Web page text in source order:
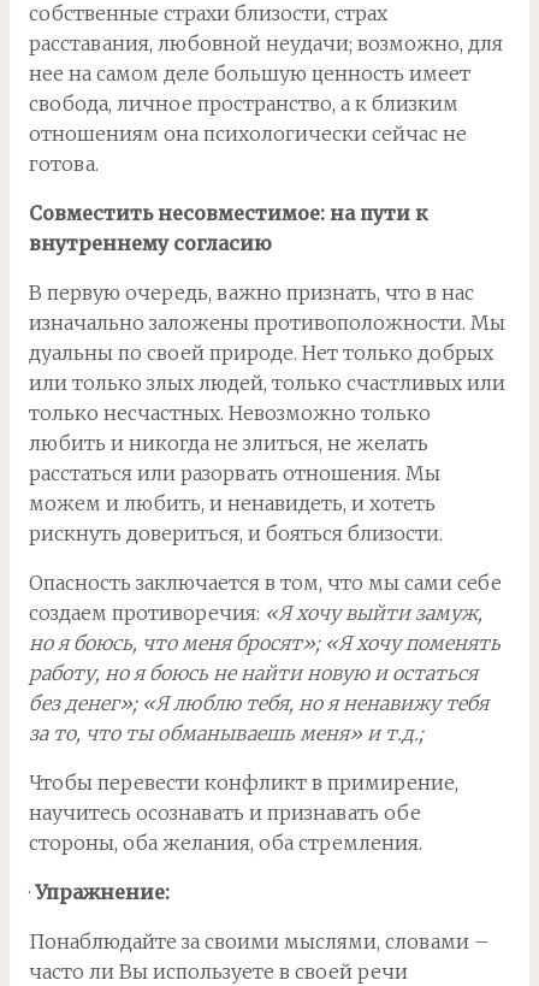
собственные страхи близости, страх
расставания, любовной неудачи; возможно, для
нее на самом деле большую ценность имеет
свобода, личное пространство, а к близким
отношениям она психологически сейчас не
готова.
Совместить несовместимое: на пути к
внутреннему согласию
В первую очередь, важно признать, что в нас
изначально заложены противоположности. Мы
дуальны по своей природе. Нет только добрых
или только злых людей, только счастливых или
только несчастных. Невозможно только
любить и никогда не злиться, не желать
расстаться или разорвать отношения. Мы
можем и любить, и ненавидеть, и хотеть
рискнуть довериться, и бояться близости.
Опасность заключается в том, что мы сами себе
создаем противоречия: «Я хочу выйти замуж,
но я боюсь, что меня бросят»; «Я хочу поменять
работу, но я боюсь не найти новую и остаться
без денег»; «Я люблю тебя, но я ненавижу тебя
за то, что ты обманываешь меня» и т.д.;
Чтобы перевести конфликт в примирение,
научитесь осознавать и признавать обе
стороны, оба желания, оба стремления.
· Упражнение:
Понаблюдайте за своими мыслями, словами –
часто ли Вы используете в своей речи